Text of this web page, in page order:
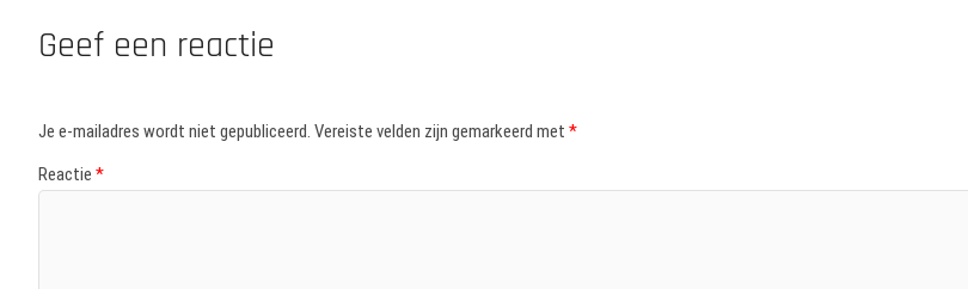
Geef een reactie
Je e-mailadres wordt niet gepubliceerd. Vereiste velden zijn gemarkeerd met *
Reactie *